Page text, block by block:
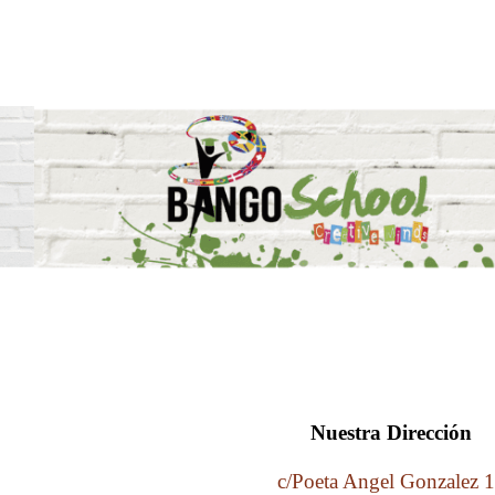
Nuestra Dirección
c/Poeta Angel Gonzalez